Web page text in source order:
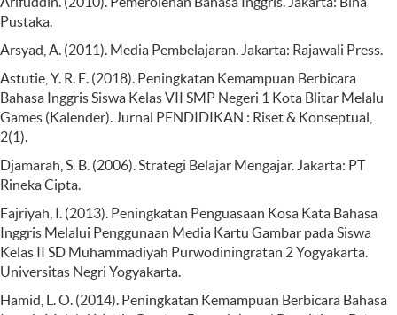
Pustaka.
Arsyad, A. (2011). Media Pembelajaran. Jakarta: Rajawali Press.
Astutie, Y. R. E. (2018). Peningkatan Kemampuan Berbicara
Bahasa Inggris Siswa Kelas VII SMP Negeri 1 Kota Blitar Melalu
Games (Kalender). Jurnal PENDIDIKAN : Riset & Konseptual,
2(1).
Djamarah, S. B. (2006). Strategi Belajar Mengajar. Jakarta: PT
Rineka Cipta.
Fajriyah, I. (2013). Peningkatan Penguasaan Kosa Kata Bahasa
Inggris Melalui Penggunaan Media Kartu Gambar pada Siswa
Kelas II SD Muhammadiyah Purwodiningratan 2 Yogyakarta.
Universitas Negri Yogyakarta.
Hamid, L. O. (2014). Peningkatan Kemampuan Berbicara Bahasa